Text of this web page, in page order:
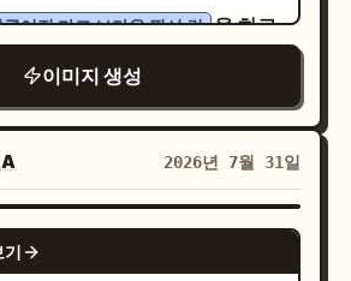
grain, bloom, and
cel-shading. Background
and crowded with
shapes, ribbons, hair,
and slightly unsettling,
/ gothic electronic music
짚어 몸을 지탱하고 있습니다.
쇼지 문과 활기찬 초록색 정원
본 전통 가옥의 툇마루
부드러운 자연광이 피부, 머리
뜻한 얼룩무늬 빛을 만들어냅
릎 위부터 전신까지의 초상화.
그녀 주변에 리듬감 있게 배치
어진 다크 브라운 픽시 컷 을 하고
눈, 길게 말린 속눈썹, 자연스럽
, 빛나는 도자기 같은 피부, 발
고 행복을 즉각적으로 발산하
렬된 하얀 치아를 드러내며 눈부
있습니다. 그녀는 우아한 진주
고 있으며, 은은한 반짝임이
이미지 생성
2026년 7월 31일
GPT IMAGE 2
기